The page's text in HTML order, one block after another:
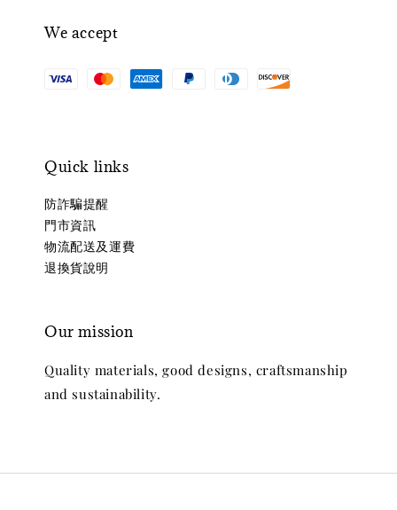
We accept
Quick links
防詐騙提醒
門市資訊
物流配送及運費
退換貨說明
Our mission
Quality materials, good designs, craftsmanship
and sustainability.